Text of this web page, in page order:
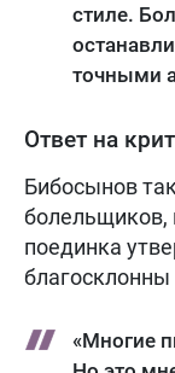
стиле.
точными
Ответ на
Бибосынов
болельщиков,
поединка
благосклонны
«Многие